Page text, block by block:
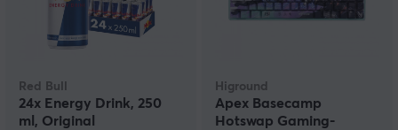
Red Bull
24x Energy Drink, 250
ml, Original
Higround
Apex Basecamp
Hotswap Gaming-